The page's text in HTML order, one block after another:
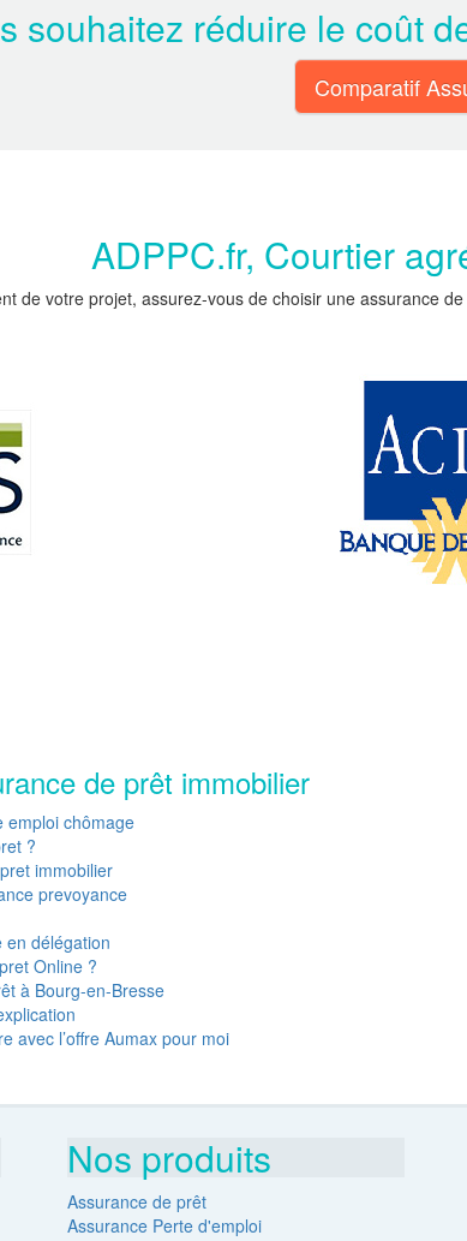
souhaitez réduire le coût
Comparatif
ADPPC.fr, Courtier
de votre projet, assurez-vous de choisir une assurance
de prêt immobilier
emploi chômage
?
immobilier
prevoyance
en délégation
Online ?
à Bourg-en-Bresse
avec l’offre Aumax pour moi
Nos produits
Assurance de prêt
Assurance Perte d'emploi